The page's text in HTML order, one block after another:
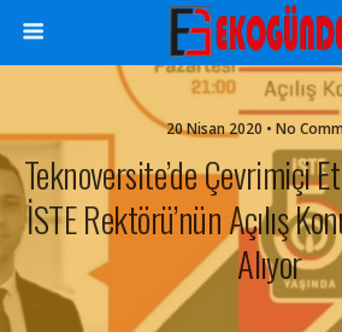
20 Nisan 2020 • No
Teknoversite’de Çevrimiçi
İSTE Rektörü’nün Açılış
Alıyor